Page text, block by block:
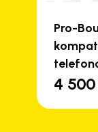
Pro-
4 500